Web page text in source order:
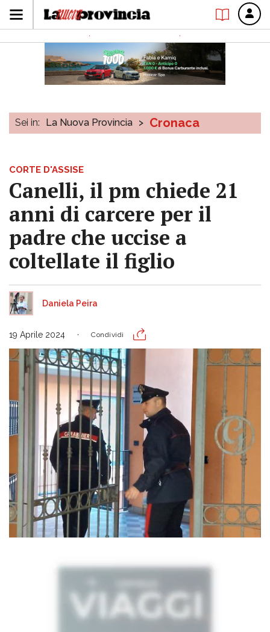
Sei in: La Nuova Provincia > Cronaca
CORTE D'ASSISE
Canelli, il pm chiede 21
anni di carcere per il
padre che uccise a
coltellate il figlio
Daniela Peira
19 Aprile 2024 Condividi